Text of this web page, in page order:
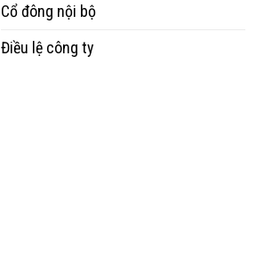
Cổ đông nội bộ
Điều lệ công ty